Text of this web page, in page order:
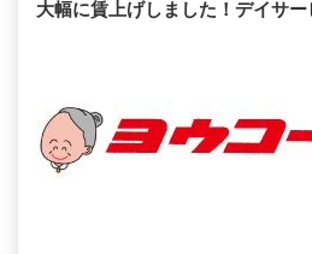
大幅に賃上げしました！デイサー